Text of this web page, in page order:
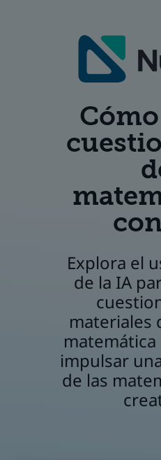
Explora el
de la IA
materiales
matemática
impulsar
de las